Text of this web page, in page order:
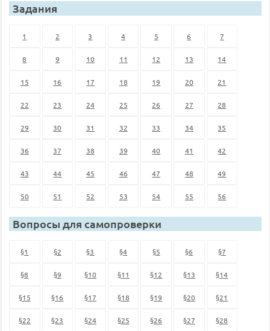
Задания
1 2 3 4 5 6 7
8 9 10 11 12 13 14
15 16 17 18 19 20 21
22 23 24 25 26 27 28
29 30 31 32 33 34 35
36 37 38 39 40 41 42
43 44 45 46 47 48 49
50 51 52 53 54 55 56
Вопросы для самопроверки
§1 §2 §3 §4 §5 §6 §7
§8 §9 §10 §11 §12 §13 §14
§15 §16 §17 §18 §19 §20 §21
§22 §23 §24 §25 §26 §27 §28